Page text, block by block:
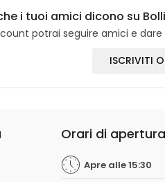
i tuoi amici dicono su
potrai seguire amici e
ISCRIVITI
Orari di apertura
Apre alle 15:30